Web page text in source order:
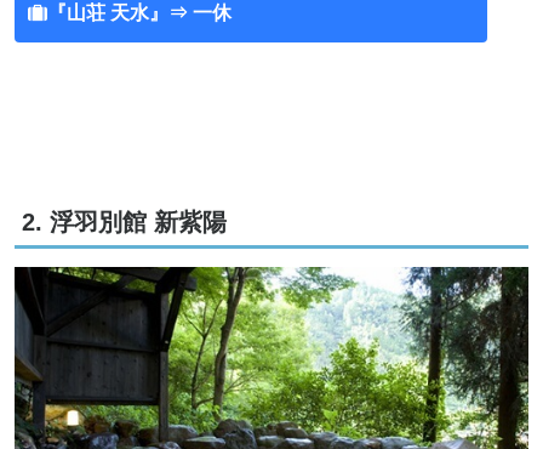
『山荘 天水』⇒ 一休
2. 浮羽別館 新紫陽